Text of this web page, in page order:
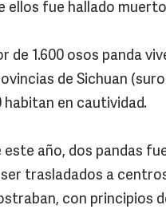
ellos fue hallado
de 1.600 osos panda
de Sichuan
en cautividad.
año, dos pandas
trasladados a
con principios